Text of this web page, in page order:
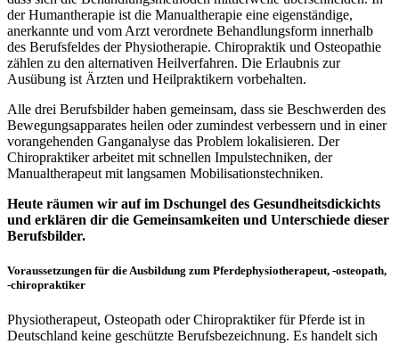
der Humantherapie ist die Manualtherapie eine eigenständige,
anerkannte und vom Arzt verordnete Behandlungsform innerhalb
des Berufsfeldes der Physiotherapie. Chiropraktik und Osteopathie
zählen zu den alternativen Heilverfahren. Die Erlaubnis zur
Ausübung ist Ärzten und Heilpraktikern vorbehalten.
Alle drei Berufsbilder haben gemeinsam, dass sie Beschwerden des
Bewegungsapparates heilen oder zumindest verbessern und in einer
vorangehenden Ganganalyse das Problem lokalisieren. Der
Chiropraktiker arbeitet mit schnellen Impulstechniken, der
Manualtherapeut mit langsamen Mobilisationstechniken.
Heute räumen wir auf im Dschungel des Gesundheitsdickichts
und erklären dir die Gemeinsamkeiten und Unterschiede dieser
Berufsbilder.
Voraussetzungen für die Ausbildung zum Pferdephysiotherapeut, -osteopath,
-chiropraktiker
Physiotherapeut, Osteopath oder Chiropraktiker für Pferde ist in
Deutschland keine geschützte Berufsbezeichnung. Es handelt sich